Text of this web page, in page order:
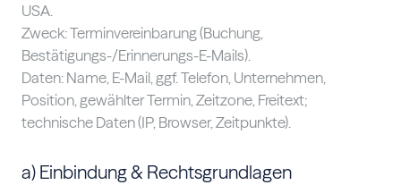
USA.
Zweck: Terminvereinbarung (Buchung,
Bestätigungs-/Erinnerungs-E-Mails).
Daten: Name, E-Mail, ggf. Telefon, Unternehmen,
Position, gewählter Termin, Zeitzone, Freitext;
technische Daten (IP, Browser, Zeitpunkte).
a) Einbindung & Rechtsgrundlagen